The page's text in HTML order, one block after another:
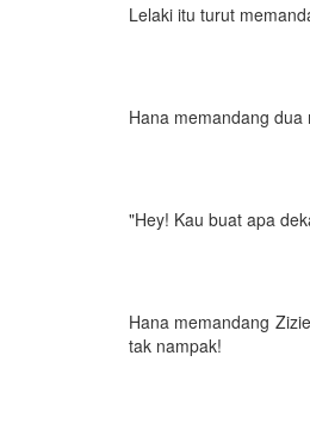
Lelaki itu turut
Hana memandang
"Hey! Kau buat apa
Hana memandang
tak nampak!